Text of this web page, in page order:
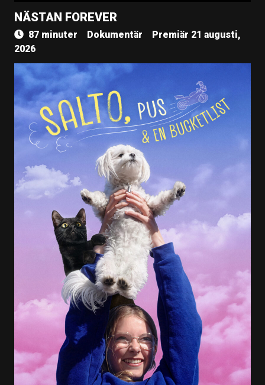
NÄSTAN FOREVER
87 minuter Dokumentär
Premiär 21 augusti,
2026